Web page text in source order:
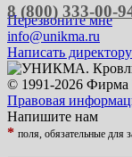
8 (800) 333-00-
Перезвоните мне
info@unikma.ru
Написать директору
© 1991-2026
Правовая
Напишите нам
* поля, обязательные для